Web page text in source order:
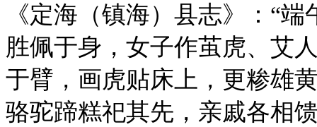
《定海（镇海）县志》：“
胜佩于身，女子作茧虎、艾
于臂，画虎贴床上，更糁雄
骆驼蹄糕祀其先，亲戚各相